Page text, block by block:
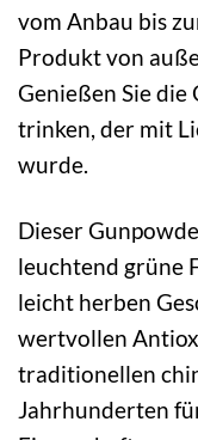
vom Anbau bis
Produkt von
Genießen Sie die
trinken, der mit
wurde.
Dieser
leuchtend grüne
leicht herben
wertvollen
traditionellen
Jahrhunderten